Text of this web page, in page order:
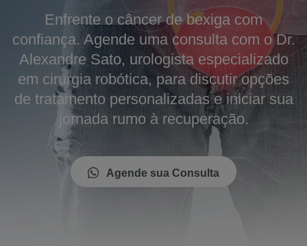
Enfrente o câncer de bexiga com
confiança. Agende uma consulta com o Dr.
Alexandre Sato, urologista especializado
em cirurgia robótica, para discutir opções
de tratamento personalizadas e iniciar sua
jornada rumo à recuperação.
Agende sua Consulta